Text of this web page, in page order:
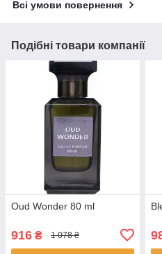
Всі умови повернення
Подібні товари компанії
Oud Wonder 80 ml
916 ₴ 1 078 ₴